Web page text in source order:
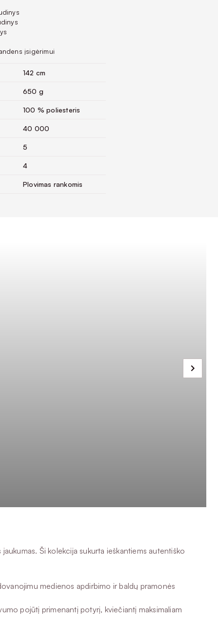
įsigėrimui
142 cm
650 g
100 % poliesteris
40 000
5
4
Plovimas rankomis
Ši kolekcija sukurta ieškantiems autentiško
medienos apdirbimo ir baldų pramonės
pojūtį primenantį potyrį, kviečiantį maksimaliam